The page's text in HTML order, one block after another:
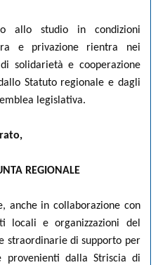
allo studio in condizioni
e privazione rientra nei
solidarietà e cooperazione
Statuto regionale e dagli
legislativa.
REGIONALE
anche in collaborazione con
locali e organizzazioni del
straordinarie di supporto per
provenienti dalla Striscia di